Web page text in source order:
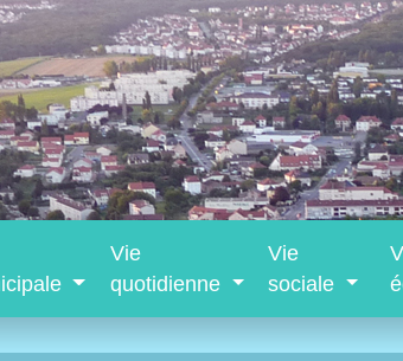
Vie
quotidienne
Vie
sociale